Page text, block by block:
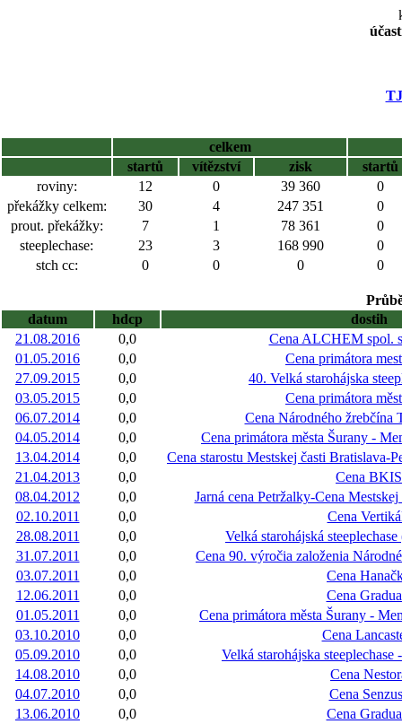
celkem
startů
vítězství zisk
startů
roviny:
12 0 39 360
0
překážky celkem:
30 4 247 351
0
prout. překážky:
7 1 78 361
0
steeplechase:
23 3 168 990
0
stch cc:
0 0 0 0
datum
hdcp
dostih
21.08.2016
0,0
Cena ALCHEM spol.
01.05.2016
0,0
Cena primátora
27.09.2015
0,0
40. Velká starohájska
03.05.2015
0,0
Cena primátora
06.07.2014
0,0
Cena Národného žrebčína
04.05.2014
0,0
Cena primátora města Šurany -
13.04.2014
0,0
Cena starostu Mestskej časti Bratislava-
21.04.2013
0,0
Cena BKIS
08.04.2012
0,0
Jarná cena Petržalky-Cena
02.10.2011
0,0
Cena
28.08.2011
0,0
Velká starohájská
31.07.2011
0,0
Cena 90. výročia založenia
03.07.2011
0,0
Cena
12.06.2011
0,0
Cena
01.05.2011
0,0
Cena primátora města Šurany -
03.10.2010
0,0
Cena
05.09.2010
0,0
Velká starohájska steeplechase
14.08.2010
0,0
Cena
04.07.2010
0,0
Cena
13.06.2010
0,0
Cena